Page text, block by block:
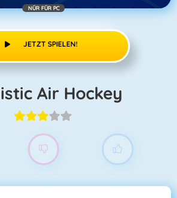
NÜR FÜR PC
JETZT SPIELEN!
Air Hockey